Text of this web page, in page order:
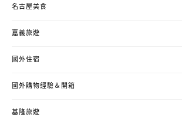
名古屋美食
嘉義旅遊
國外住宿
國外購物經驗＆開箱
基隆旅遊